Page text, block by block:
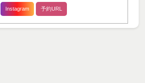
Instagram 予約URL